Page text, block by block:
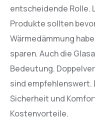
entscheidende Rolle.
Produkte sollten
Wärmedämmung
sparen. Auch die
Bedeutung.
sind empfehlenswert.
Sicherheit und
Kostenvorteile.